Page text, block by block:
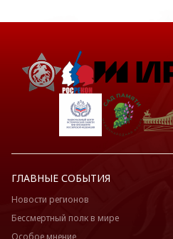
ГЛАВНЫЕ СОБЫТИЯ
Новости регионов
Бессмертный полк в мире
Особое мнение